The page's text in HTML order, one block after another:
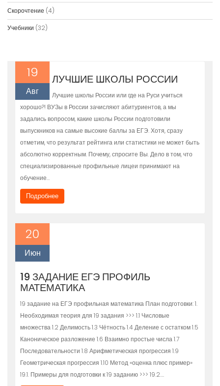
Скорочтение (4)
Учебники (32)
19
Авг
ЛУЧШИЕ ШКОЛЫ РОССИИ
Лучшие школы России или где на Руси учиться
хорошо?! ВУЗы в России зачисляют абитуриентов, а мы
задались вопросом, какие школы России подготовили
выпускников на самые высокие баллы за ЕГЭ. Хотя, сразу
отметим, что результат рейтинга или статистики не может быть
абсолютно корректным. Почему, спросите Вы. Дело в том, что
специализированные профильные лицеи принимают на
обучение…
Подробнее
20
Июн
19 ЗАДАНИЕ ЕГЭ ПРОФИЛЬ
МАТЕМАТИКА
19 задание на ЕГЭ профильная математика План подготовки: 1.
Необходимая теория для 19 задания >>> 1.1 Числовые
множества 1.2 Делимость 1.3 Чётность 1.4 Деление с остатком 1.5
Каноническое разложение 1.6 Взаимно простые числа 1.7
Последовательности 1.8 Арифметическая прогрессия 1.9
Геометрическая прогрессия 1.10 Метод «оценка плюс пример»
19.1. Примеры для подготовки к 19 заданию >>> 19.2….